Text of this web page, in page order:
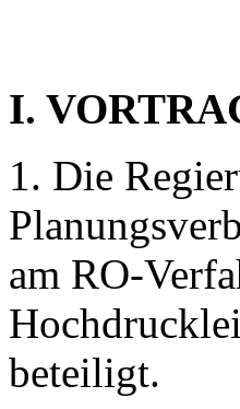
I.
1. Die
am RO-
beteiligt.